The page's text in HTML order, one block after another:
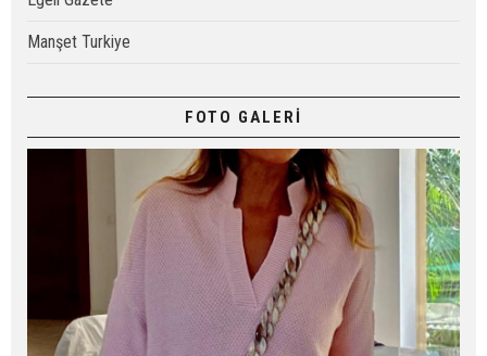
Manşet Turkiye
FOTO GALERİ